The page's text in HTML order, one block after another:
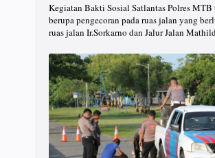
Kegiatan Bakti Sosial Satlantas Polres MTB
berupa pengecoran pada ruas jalan yang
ruas jalan Ir.Sorkarno dan Jalur Jalan